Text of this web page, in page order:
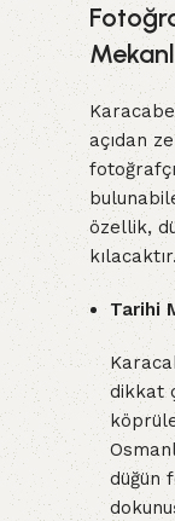
açıdan
özellik,
kılacaktır.
Tarihi
dikkat
düğün